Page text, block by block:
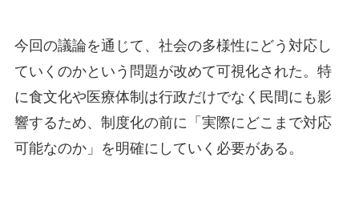
今回の議論を通じて、社会の多様性にどう対応し
ていくのかという問題が改めて可視化された。特
に食文化や医療体制は行政だけでなく民間にも影
響するため、制度化の前に「実際にどこまで対応
可能なのか」を明確にしていく必要がある。